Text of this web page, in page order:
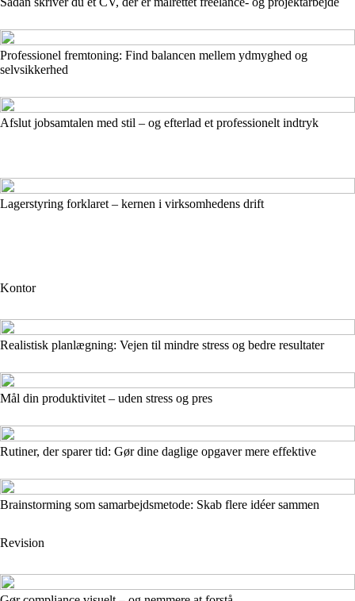
Professionel fremtoning: Find balancen mellem ydmyghed og
selvsikkerhed
Afslut jobsamtalen med stil – og efterlad et professionelt indtryk
Lagerstyring forklaret – kernen i virksomhedens drift
Kontor
Realistisk planlægning: Vejen til mindre stress og bedre resultater
Mål din produktivitet – uden stress og pres
Rutiner, der sparer tid: Gør dine daglige opgaver mere effektive
Brainstorming som samarbejdsmetode: Skab flere idéer sammen
Revision